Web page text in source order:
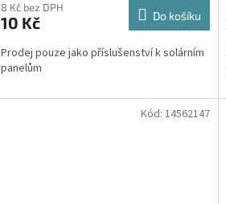
8 Kč bez DPH
10 Kč Do košíku
Prodej pouze jako příslušenství k solárním
panelům
Kód: 14562147